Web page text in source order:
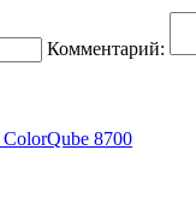
Комментарий:
8700